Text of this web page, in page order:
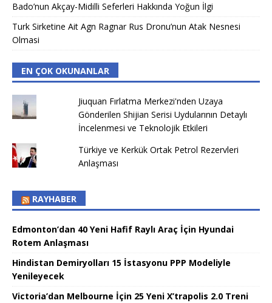
Bado’nun Akçay-Midilli Seferleri Hakkında Yoğun İlgi
Turk Sirketine Ait Agn Ragnar Rus Dronu’nun Atak Nesnesi
Olmasi
EN ÇOK OKUNANLAR
Jiuquan Fırlatma Merkezi'nden Uzaya
Gönderilen Shijian Serisi Uydularının Detaylı
İncelenmesi ve Teknolojik Etkileri
Türkiye ve Kerkük Ortak Petrol Rezervleri
Anlaşması
RAYHABER
Edmonton’dan 40 Yeni Hafif Raylı Araç İçin Hyundai
Rotem Anlaşması
Hindistan Demiryolları 15 İstasyonu PPP Modeliyle
Yenileyecek
Victoria’dan Melbourne İçin 25 Yeni X’trapolis 2.0 Treni